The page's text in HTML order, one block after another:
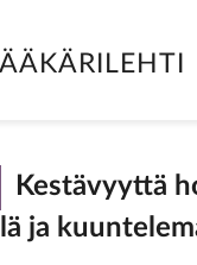
Kestävyyttä
ja